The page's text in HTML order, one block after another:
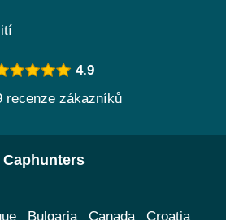
4.9
recenze zákazníků
Caphunters
Bulgaria Canada Croatia